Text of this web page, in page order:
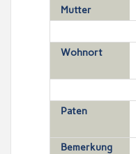
Mutter
Wohnort
Paten
Bemerkung